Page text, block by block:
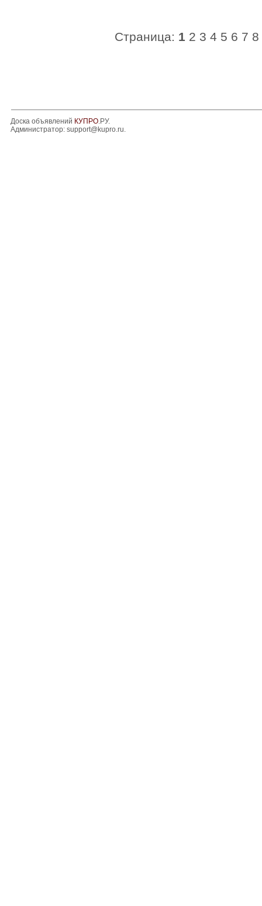
Страница: 1 2 3 4 5 6 7 8
Доска объявлений КУПРО.РУ.
Администратор: support@kupro.ru.